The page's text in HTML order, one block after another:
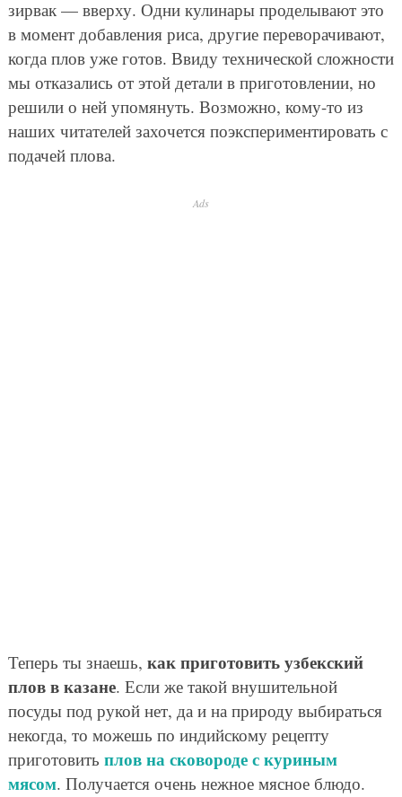
зирвак — вверху. Одни кулинары проделывают это
в момент добавления риса, другие переворачивают,
когда плов уже готов. Ввиду технической сложности
мы отказались от этой детали в приготовлении, но
решили о ней упомянуть. Возможно, кому-то из
наших читателей захочется поэкспериментировать с
подачей плова.
Ads
Теперь ты знаешь, как приготовить узбекский
плов в казане. Если же такой внушительной
посуды под рукой нет, да и на природу выбираться
некогда, то можешь по индийскому рецепту
приготовить плов на сковороде с куриным
мясом. Получается очень нежное мясное блюдо.